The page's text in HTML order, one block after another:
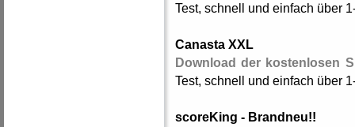
Test, schnell und einfach über
Canasta XXL
Download der kostenlosen
Test, schnell und einfach über
scoreKing - Brandneu!!